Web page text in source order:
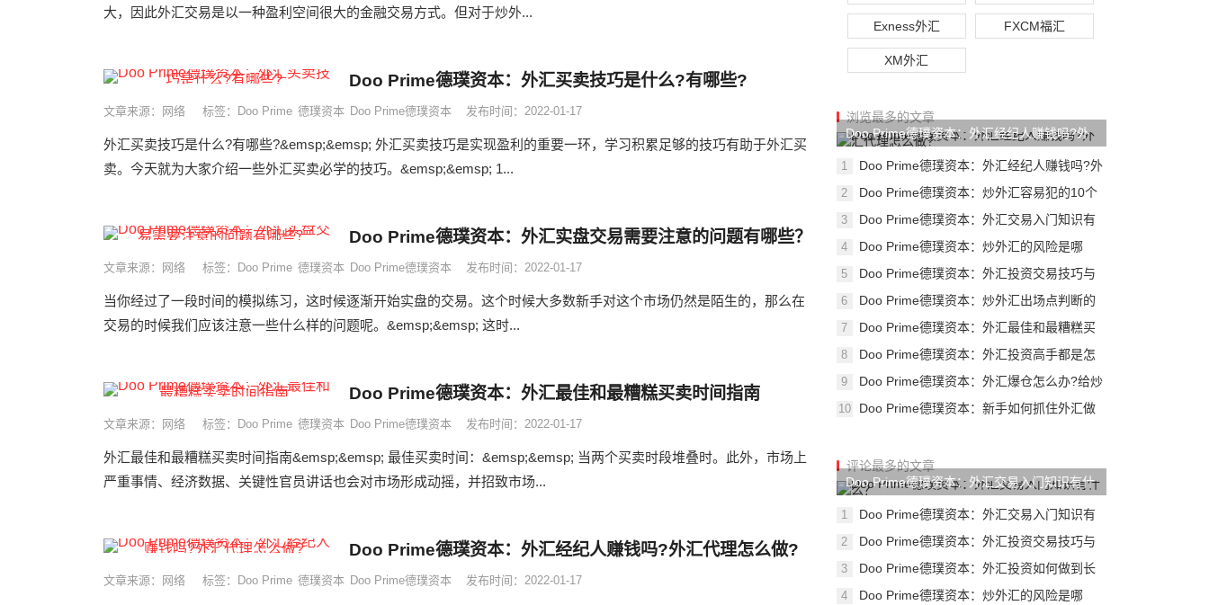
大，因此外汇交易是以一种盈利空间很大的金融交易方式。但对于炒外...
Doo Prime德璞资本：外汇买卖技巧是什么?有哪些?
文章来源：网络 标签： Doo Prime 德璞资本 Doo Prime德璞资本 发布时间：2022-01-17
外汇买卖技巧是什么?有哪些?&emsp;&emsp; 外汇买卖技巧是实现盈利的重要一环，学习积累足够的技巧有助于外汇买
卖。今天就为大家介绍一些外汇买卖必学的技巧。&emsp;&emsp; 1...
Doo Prime德璞资本：外汇实盘交易需要注意的问题有哪些？
文章来源：网络 标签： Doo Prime 德璞资本 Doo Prime德璞资本 发布时间：2022-01-17
当你经过了一段时间的模拟练习，这时候逐渐开始实盘的交易。这个时候大多数新手对这个市场仍然是陌生的，那么在
交易的时候我们应该注意一些什么样的问题呢。&emsp;&emsp; 这时...
Doo Prime德璞资本：外汇最佳和最糟糕买卖时间指南
文章来源：网络 标签： Doo Prime 德璞资本 Doo Prime德璞资本 发布时间：2022-01-17
外汇最佳和最糟糕买卖时间指南&emsp;&emsp; 最佳买卖时间：&emsp;&emsp; 当两个买卖时段堆叠时。此外，市场上
严重事情、经济数据、关键性官员讲话也会对市场形成动摇，并招致市场...
Doo Prime德璞资本：外汇经纪人赚钱吗?外汇代理怎么做?
文章来源：网络 标签： Doo Prime 德璞资本 Doo Prime德璞资本 发布时间：2022-01-17
Exness外汇 FXCM福汇
XM外汇
浏览最多的文章
Doo Prime德璞资本：外汇经纪人赚钱吗?外
汇代
1
Doo Prime德璞资本：外汇经纪人赚钱吗?外
2
Doo Prime德璞资本：炒外汇容易犯的10个
3
Doo Prime德璞资本：外汇交易入门知识有
4
Doo Prime德璞资本：炒外汇的风险是哪
5
Doo Prime德璞资本：外汇投资交易技巧与
6
Doo Prime德璞资本：炒外汇出场点判断的
7
Doo Prime德璞资本：外汇最佳和最糟糕买
8
Doo Prime德璞资本：外汇投资高手都是怎
9
Doo Prime德璞资本：外汇爆仓怎么办?给炒
10
Doo Prime德璞资本：新手如何抓住外汇做
评论最多的文章
Doo Prime德璞资本：外汇交易入门知识有什
么？
1
Doo Prime德璞资本：外汇交易入门知识有
2
Doo Prime德璞资本：外汇投资交易技巧与
3
Doo Prime德璞资本：外汇投资如何做到长
4
Doo Prime德璞资本：炒外汇的风险是哪